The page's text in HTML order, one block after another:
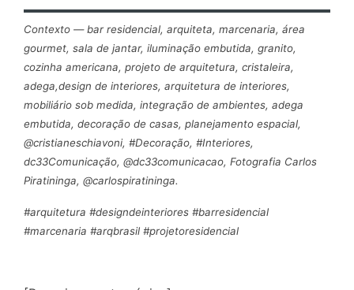
Contexto — bar residencial, arquiteta, marcenaria, área
gourmet, sala de jantar, iluminação embutida, granito,
cozinha americana, projeto de arquitetura, cristaleira,
adega,design de interiores, arquitetura de interiores,
mobiliário sob medida, integração de ambientes, adega
embutida, decoração de casas, planejamento espacial,
@cristianeschiavoni, #Decoração, #Interiores,
dc33Comunicação, @dc33comunicacao, Fotografia Carlos
Piratininga, @carlospiratininga.
#arquitetura #designdeinteriores #barresidencial
#marcenaria #arqbrasil #projetoresidencial